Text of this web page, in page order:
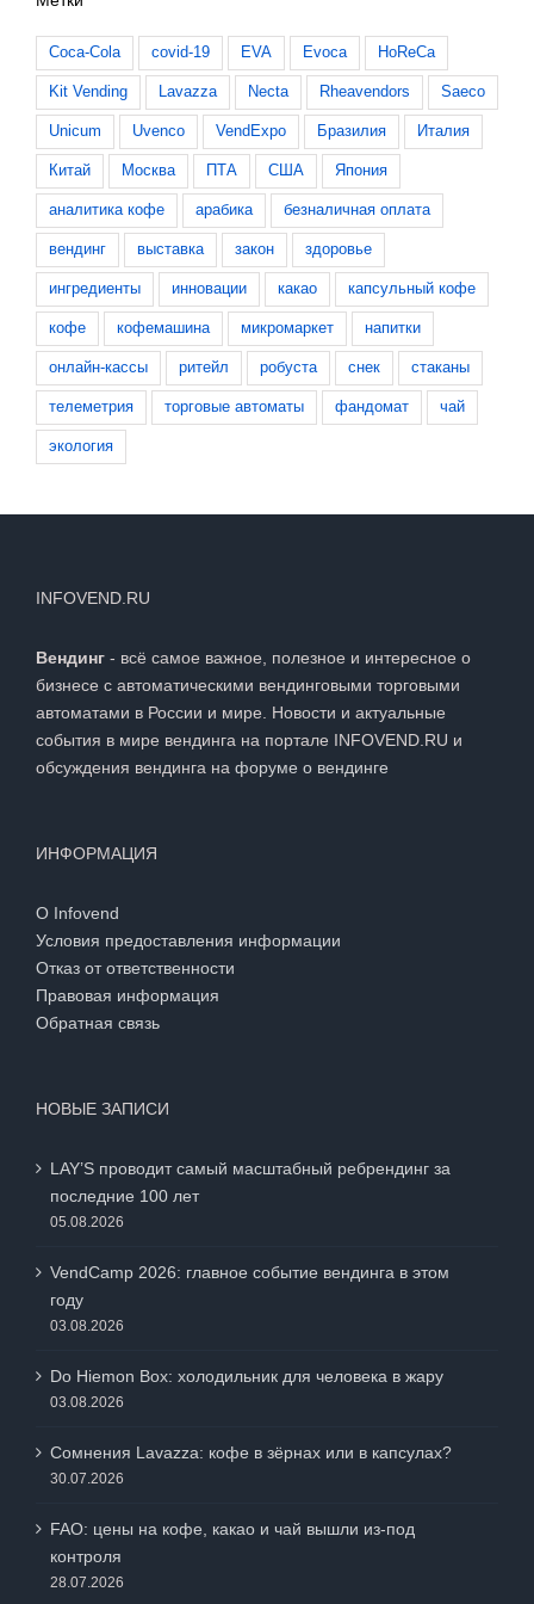
Coca-Cola covid-19 EVA Evoca HoReCa
Kit Vending Lavazza Necta Rheavendors Saeco
Unicum Uvenco VendExpo Бразилия Италия
Китай Москва ПТА США Япония
аналитика кофе арабика безналичная оплата
вендинг выставка закон здоровье
ингредиенты инновации какао капсульный кофе
кофе кофемашина микромаркет напитки
онлайн-кассы ритейл робуста снек стаканы
телеметрия торговые автоматы фандомат чай
экология
INFOVEND.RU
Вендинг - всё самое важное, полезное и интересное о
бизнесе с автоматическими вендинговыми торговыми
автоматами в России и мире. Новости и актуальные
события в мире вендинга на портале INFOVEND.RU и
обсуждения вендинга на форуме о вендинге
ИНФОРМАЦИЯ
О Infovend
Условия предоставления информации
Отказ от ответственности
Правовая информация
Обратная связь
НОВЫЕ ЗАПИСИ
LAY’S проводит самый масштабный ребрендинг за
последние 100 лет
05.08.2026
VendCamp 2026: главное событие вендинга в этом
году
03.08.2026
Do Hiemon Box: холодильник для человека в жару
03.08.2026
Сомнения Lavazza: кофе в зёрнах или в капсулах?
30.07.2026
FAO: цены на кофе, какао и чай вышли из-под
контроля
28.07.2026